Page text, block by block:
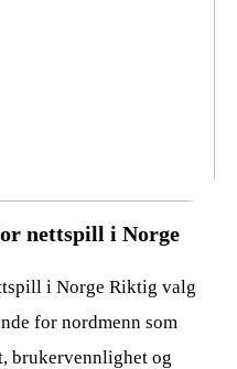
nettspill i Norge
i Norge Riktig valg
for nordmenn som
brukervennlighet og